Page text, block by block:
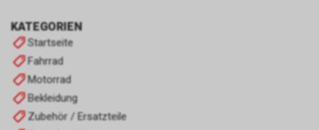
KATEGORIEN
Startseite
Fahrrad
Motorrad
Bekleidung
Zubehör / Ersatzteile